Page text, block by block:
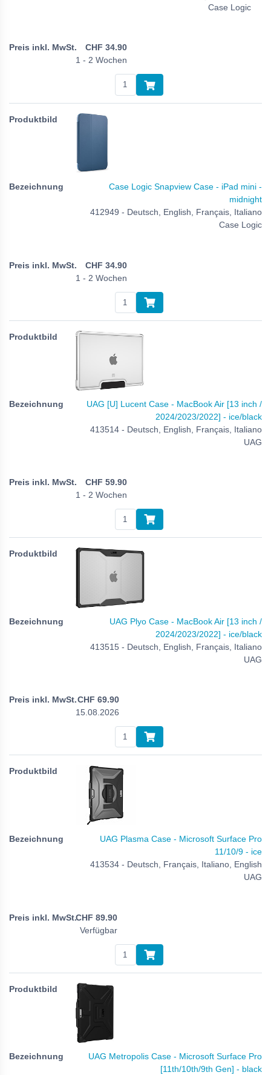
Case Logic
CHF 34.90
1 - 2 Wochen
Case Logic Snapview Case - iPad mini -
midnight
412949 - Deutsch, English, Français, Italiano
Case Logic
CHF 34.90
1 - 2 Wochen
UAG [U] Lucent Case - MacBook Air [13 inch /
2024/2023/2022] - ice/black
413514 - Deutsch, English, Français, Italiano
UAG
CHF 59.90
1 - 2 Wochen
UAG Plyo Case - MacBook Air [13 inch /
2024/2023/2022] - ice/black
413515 - Deutsch, English, Français, Italiano
UAG
CHF 69.90
15.08.2026
UAG Plasma Case - Microsoft Surface Pro
11/10/9 - ice
413534 - Deutsch, Français, Italiano, English
UAG
CHF 89.90
Verfügbar
UAG Metropolis Case - Microsoft Surface Pro
[11th/10th/9th Gen] - black